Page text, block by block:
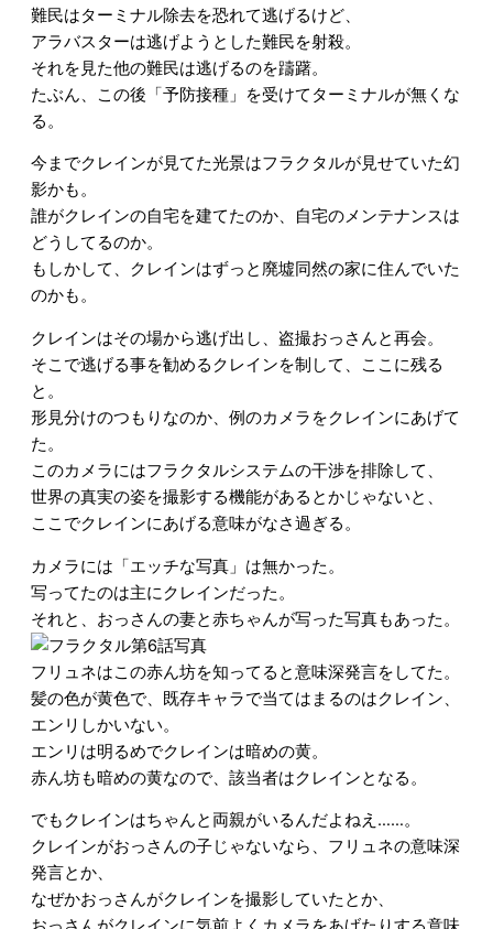
難民はターミナル除去を恐れて逃げるけど、
アラバスターは逃げようとした難民を射殺。
それを見た他の難民は逃げるのを躊躇。
たぶん、この後「予防接種」を受けてターミナルが無くな
る。
今までクレインが見てた光景はフラクタルが見せていた幻
影かも。
誰がクレインの自宅を建てたのか、自宅のメンテナンスは
どうしてるのか。
もしかして、クレインはずっと廃墟同然の家に住んでいた
のかも。
クレインはその場から逃げ出し、盗撮おっさんと再会。
そこで逃げる事を勧めるクレインを制して、ここに残る
と。
形見分けのつもりなのか、例のカメラをクレインにあげて
た。
このカメラにはフラクタルシステムの干渉を排除して、
世界の真実の姿を撮影する機能があるとかじゃないと、
ここでクレインにあげる意味がなさ過ぎる。
カメラには「エッチな写真」は無かった。
写ってたのは主にクレインだった。
それと、おっさんの妻と赤ちゃんが写った写真もあった。
フリュネはこの赤ん坊を知ってると意味深発言をしてた。
髪の色が黄色で、既存キャラで当てはまるのはクレイン、
エンリしかいない。
エンリは明るめでクレインは暗めの黄。
赤ん坊も暗めの黄なので、該当者はクレインとなる。
でもクレインはちゃんと両親がいるんだよねえ……。
クレインがおっさんの子じゃないなら、フリュネの意味深
発言とか、
なぜかおっさんがクレインを撮影していたとか、